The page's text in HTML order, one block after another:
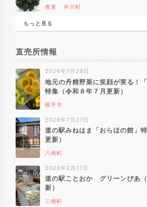
農業 井川町
もっと見る
直売所情報
2026年7月28日
地元の丹精野菜に笑顔が実る！
特集（令和８年７月更新）
横手市
2026年7月27日
道の駅みねはま「おらほの館」
更新）
八峰町
2026年2月17日
道の駅ことおか グリーンぴあ
新）
三種町